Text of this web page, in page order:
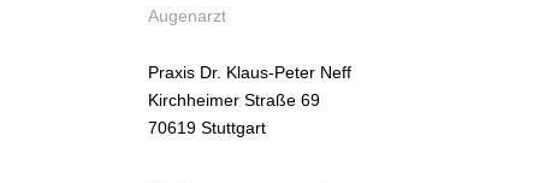
Augenarzt
Praxis Dr. Klaus-Peter Neff
Kirchheimer Straße 69
70619 Stuttgart